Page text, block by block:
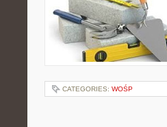
CATEGORIES: WOŚP